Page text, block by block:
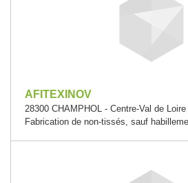
AFITEXINOV
28300 CHAMPHOL - Centre-Val de Loire
Fabrication de non-tissés, sauf